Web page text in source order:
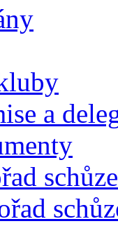
a
schůze